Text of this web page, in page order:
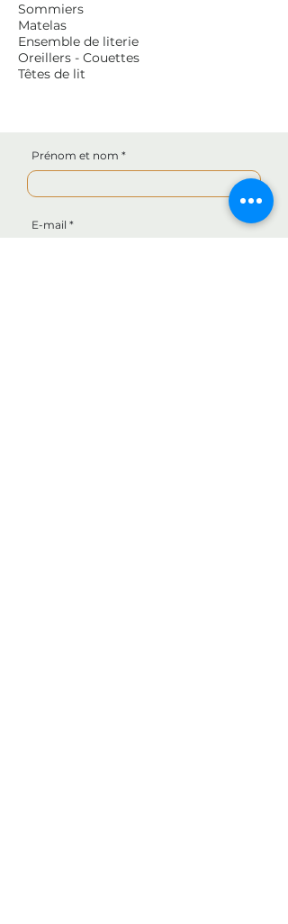
Sommiers
Matelas
Ensemble de literie
Oreillers - Couettes
Têtes de lit
Prénom et nom
E-mail